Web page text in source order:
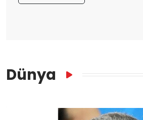
Dünya